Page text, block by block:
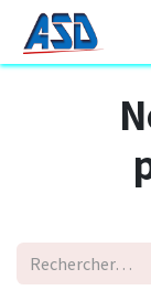
Se rendre au contenu